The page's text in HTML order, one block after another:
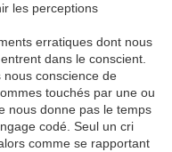
les perceptions
erratiques dont nous
dans le conscient.
conscience de
touchés par une ou
nous donne pas le temps
codé. Seul un cri
comme se rapportant